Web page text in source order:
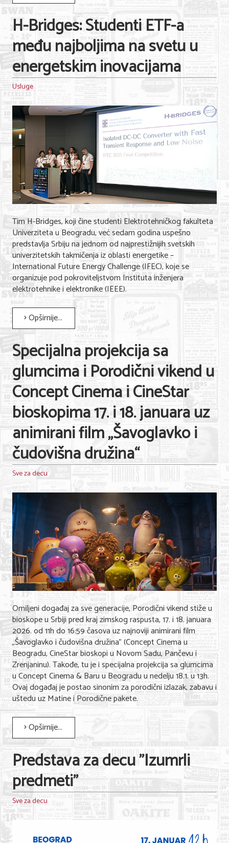
H-Bridges: Studenti ETF-a
među najboljima na svetu u
energetskim inovacijama
Usluge
Tim H-Bridges, koji čine studenti Elektrotehničkog fakulteta
Univerziteta u Beogradu, već sedam godina uspešno
predstavlja Srbiju na jednom od najprestižnijih svetskih
univerzitetskih takmičenja iz oblasti energetike –
International Future Energy Challenge (IFEC), koje se
organizuje pod pokroviteljstvom Instituta inženjera
elektrotehnike i elektronike (IEEE).
Opširnije...
Specijalna projekcija sa
glumcima i Porodični vikend u
Concept Cinema i CineStar
bioskopima 17. i 18. januara uz
animirani film „Šavoglavko i
čudovišna družina“
Sve za decu
Omiljeni događaj za sve generacije, Porodični vikend stiže u
bioskope u Srbiji pred kraj zimskog raspusta, 17. i 18. januara
2026. od 11h do 16:59 časova uz najnoviji animirani film
„Šavoglavko i čudovišna družina” (Concept Cinema u
Beogradu, CineStar bioskopi u Novom Sadu, Pančevu i
Zrenjaninu). Takođe, tu je i specijalna projekcija sa glumcima
u Concept Cinema & Baru u Beogradu u nedelju 18.1. u 13h.
Ovaj događaj je postao sinonim za porodični izlazak, zabavu i
uštedu uz Matine i Porodične pakete.
Opširnije...
Predstava za decu "Izumrli
predmeti"
Sve za decu